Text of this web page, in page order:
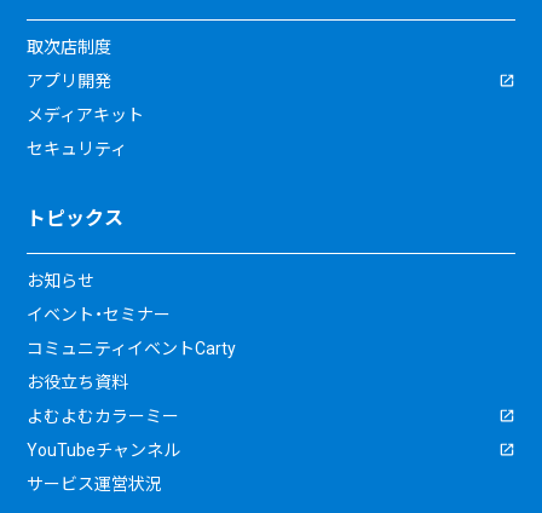
取次店制度
アプリ開発
メディアキット
セキュリティ
トピックス
お知らせ
イベント・セミナー
コミュニティイベントCarty
お役立ち資料
よむよむカラーミー
YouTubeチャンネル
サービス運営状況